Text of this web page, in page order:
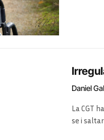
Daniel
La CGT
se i